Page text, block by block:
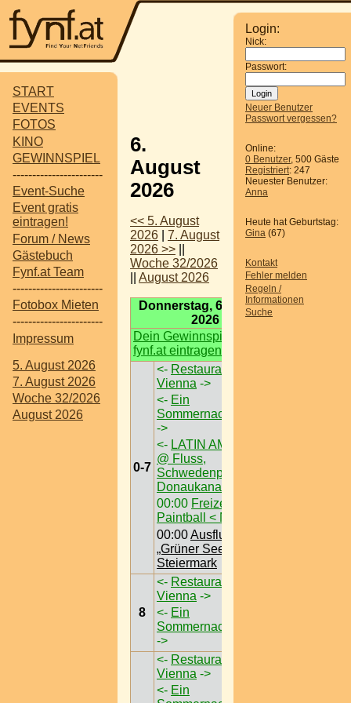
START
EVENTS
FOTOS
KINO
GEWINNSPIEL
-----------------------
Event-Suche
Event gratis
eintragen!
Forum / News
Gästebuch
Fynf.at Team
-----------------------
Fotobox Mieten
-----------------------
Impressum
5. August 2026
7. August 2026
Woche 32/2026
August 2026
Login:
Nick:
Passwort:
Neuer Benutzer
Passwort vergessen?
Online:
0 Benutzer, 500 Gäste
Registriert: 247
Neuester Benutzer:
Anna
Heute hat Geburtstag:
Gina (67)
Kontakt
Fehler melden
Regeln /
Informationen
Suche
6.
August
2026
<< 5. August
2026
7. August
2026 >>
Woche 32/2026
August 2026
Donnerstag, 6. August
2026
Dein Gewinnspiel auf
fynf.at eintragen
0-7
<- Restaurant Philly
Vienna ->
<- Ein
Sommernachtstraum
->
<- LATIN AM FLUSS
@ Fluss,
Schwedenplatz am
Donaukanal
00:00 Freizeit /
Paintball < Nö >
00:00Ausflugsziel /
„Grüner See“ @
Steiermark
8
<- Restaurant Philly
Vienna ->
<- Ein
Sommernachtstraum
->
<- Restaurant Philly
Vienna ->
<- Ein